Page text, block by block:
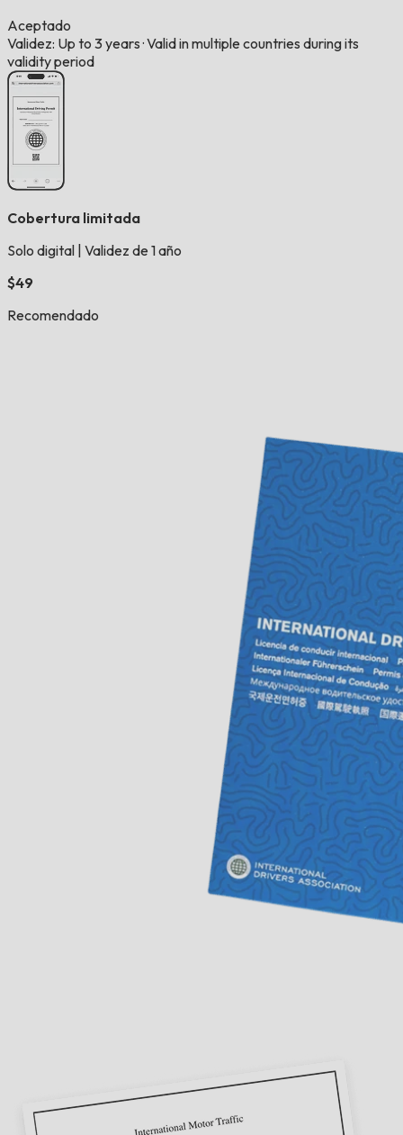
Aceptado
Validez: Up to 3 years ·Valid in multiple countries during its
validity period
Cobertura limitada
Solo digital Validez de 1 año
$49
Recomendado